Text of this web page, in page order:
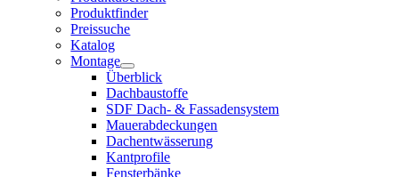
Pro­dukt­fin­der
Preis­su­che
Kata­log
Mon­ta­ge
Über­blick
Dach­bau­stof­fe
SDF Dach- & Fas­sa­den­sys­tem
Mau­er­ab­de­ckun­gen
Dach­ent­wäs­se­rung
Kant­pro­fi­le
Fens­ter­bän­ke